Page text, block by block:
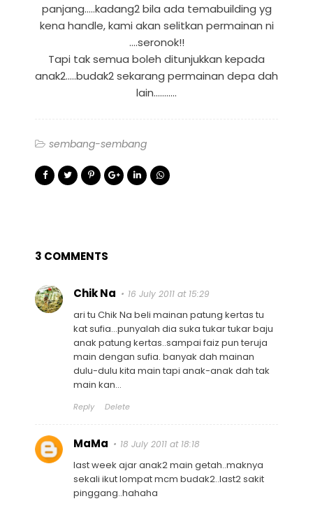
panjang.....kadang2 bila ada temabuilding yg
kena handle, kami akan selitkan permainan ni
....seronok!!
Tapi tak semua boleh ditunjukkan kepada
anak2.....budak2 sekarang permainan depa dah
lain...........
sembang-sembang
3 COMMENTS
Chik Na 16 July 2011 at 15:29
ari tu Chik Na beli mainan patung kertas tu
kat sufia...punyalah dia suka tukar tukar baju
anak patung kertas..sampai faiz pun teruja
main dengan sufia. banyak dah mainan
dulu-dulu kita main tapi anak-anak dah tak
main kan...
Reply Delete
MaMa 18 July 2011 at 18:18
last week ajar anak2 main getah..maknya
sekali ikut lompat mcm budak2..last2 sakit
pinggang..hahaha